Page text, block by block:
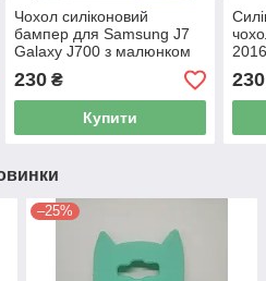
Чохол силіконовий
бампер для Samsung J7
Galaxy J700 з малюнком
230₴
Купити
230
–25%